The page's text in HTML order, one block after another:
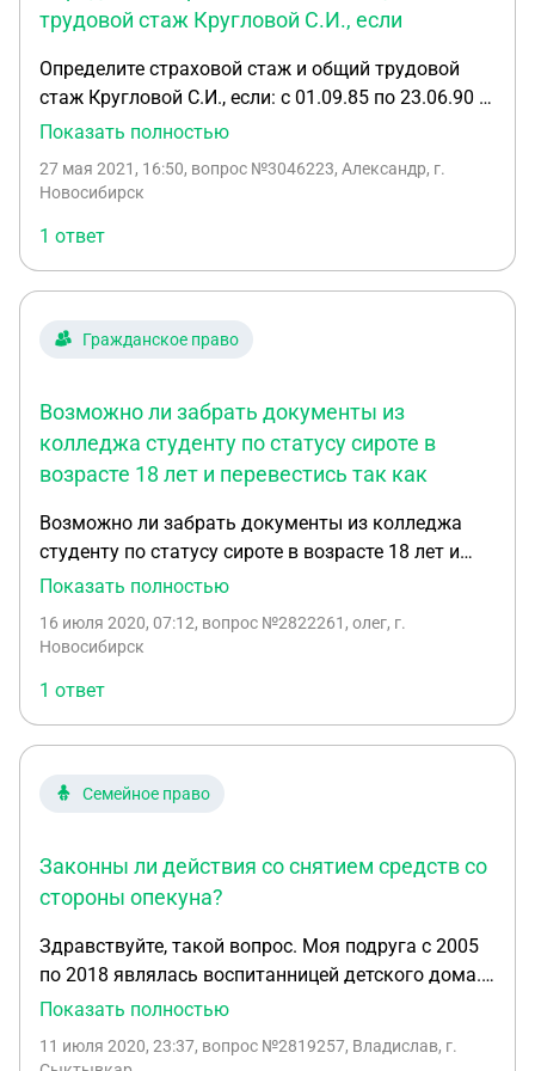
директор БОУ ВО « Детский дом - интернат»
учреждения? Г) правомочен ли директор
техникума приобретать имущество для
образовательной деятельности техникума?
трудовой стаж Кругловой С.И., если
Определите страховой стаж и общий трудовой
стаж Кругловой С.И., если: с 01.09.85 по 23.06.90 –
учеба в училище с 01.09.90 по 13.02.91 –
проживала с мужем-военнослужащим в военном
воинской части об отсутствии работы за весь
период проживания. с 26.03.98 по 15.03.06 –
воспитатель в детском доме с 16.03.06 по
24.08.08 – старший воспитатель там же с 25.08.08
по 23.01.2014 – директор детского дома
Показать полностью
27 мая 2021, 16:50, вопрос №3046223, Александр, г.
Новосибирск
1 ответ
Гражданское право
Возможно ли забрать документы из
колледжа студенту по статусу сироте в
возрасте 18 лет и перевестись так как
Возможно ли забрать документы из колледжа
студенту по статусу сироте в возрасте 18 лет и
перевестись так как директор детского дома с
обязательным присмотром до 23 а не до 18
Показать полностью
16 июля 2020, 07:12, вопрос №2822261, олег, г.
Новосибирск
1 ответ
Семейное право
Законны ли действия со снятием средств со
стороны опекуна?
Здравствуйте, такой вопрос. Моя подруга с 2005
по 2018 являлась воспитанницей детского дома.
На протяжении жизни в ДД ей открыли 4
государства поступали ей на каждую из этих
Показать полностью
11 июля 2020, 23:37, вопрос №2819257, Владислав, г.